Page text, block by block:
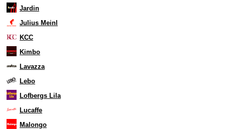
Jardin
Julius Meinl
KCC
Kimbo
Lavazza
Lebo
Lofbergs Lila
Lucaffe
Malongo